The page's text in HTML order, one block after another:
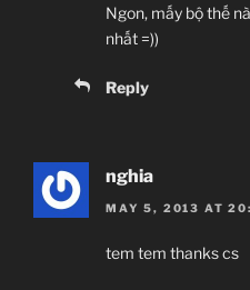
Ngon, mấy bộ thế
nhất =))
Reply
nghia
MAY 5, 2013 AT
tem tem thanks cs